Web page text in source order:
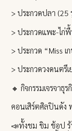
> ประกวดปลา (25
> ประกวดแพะ-ไก่พื้
> ประกวด “Miss
> ประกวดวงดนตรี
🔸 กิจกรรมเจรจา
คอนเสิร์ตศิลปินดัง
📣ทั้งชม ชิม ช้อป